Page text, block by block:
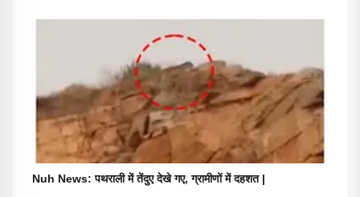
Nuh News: पथराली में तेंदुए देखे गए, ग्रामीणों में दहशत |